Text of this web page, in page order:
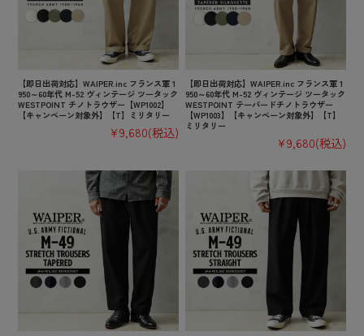
【即日出荷対応】WAIPER.inc フランス軍 1
950～60年代 M-52 ヴィンテージ ツータック
WESTPOINT チノトラウザー【WP1002】
【キャンペーン対象外】【T】ミリタリー
¥9,680(税込)
【即日出荷対応】WAIPER.inc フランス軍 1
950～60年代 M-52 ヴィンテージ ツータック
WESTPOINT テーパードチノトラウザー
【WP1003】【キャンペーン対象外】【T】
ミリタリー
¥9,680(税込)